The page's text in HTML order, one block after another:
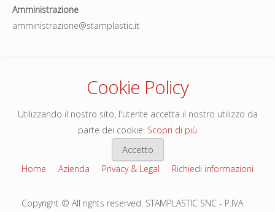
Amministrazione
amministrazione@stamplastic.it
Cookie Policy
Utilizzando il nostro sito, l'utente accetta il nostro utilizzo da
parte dei cookie. Scopri di più
Accetto
Home Azienda Privacy & Legal Richiedi informazioni
Copyright © All rights reserved. STAMPLASTIC SNC - P.IVA